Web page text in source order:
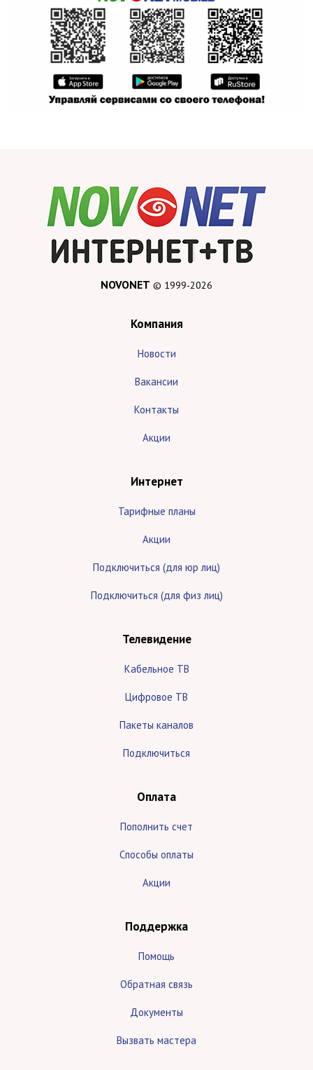
NOVONET © 1999-2026
Компания
Новости
Вакансии
Контакты
Акции
Интернет
Тарифные планы
Акции
Подключиться (для юр лиц)
Подключиться (для физ лиц)
Телевидение
Кабельное ТВ
Цифровое ТВ
Пакеты каналов
Подключиться
Оплата
Пополнить счет
Способы оплаты
Акции
Поддержка
Помощь
Обратная связь
Документы
Вызвать мастера